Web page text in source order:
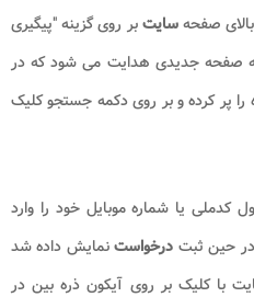
صفحهسایتبر روی گزینه "پیگیری
به صفحه جدیدی هدایت می شود که در
پر کرده و بر روی دکمه جستجو کلیک
یا شماره موبایل خود را وارد
حین ثبت درخواستنمایش داده شد
با کلیک بر روی آیکون ذره بین در